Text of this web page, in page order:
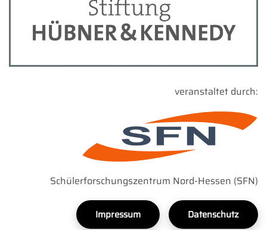
veranstaltet durch:
Schülerforschungszentrum Nord-Hessen (SFN)
Impressum Datenschutz